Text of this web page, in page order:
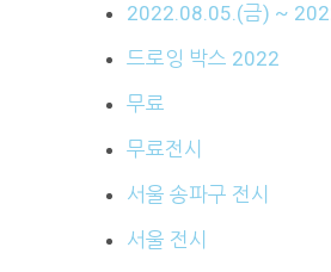
2022.08.05.(금) ~
드로잉 박스 2022
무료
무료전시
서울 송파구 전시
서울 전시